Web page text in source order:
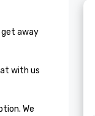
get away
with us
We